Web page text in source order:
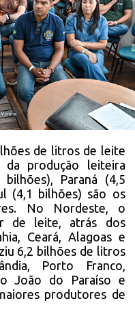
de litros de leite
produção leiteira
Paraná (4,5
(4,1 bilhões) são os
No Nordeste, o
de leite, atrás dos
Ceará, Alagoas e
6,2 bilhões de litros
Porto Franco,
João do Paraíso e
produtores de